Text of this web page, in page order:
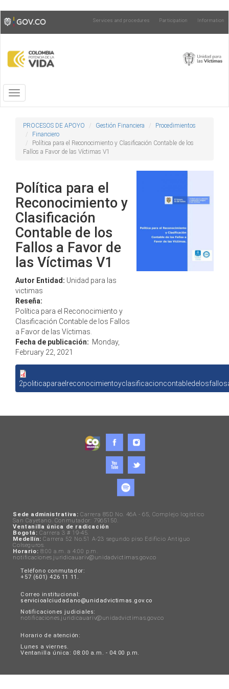
Skip
to
main
Toggle
high
contrast
Services and procedures Participation Information
Toggle
navigation
PROCESOS DE APOYO Gestión Financiera
Procedimientos
Financiero
Política para el Reconocimiento y Clasificación Contable de los
Fallos a Favor de las Víctimas V1
Política para el
Reconocimiento y
Clasificación
Contable de los
Fallos a Favor de
las Víctimas V1
Autor Entidad: Unidad para las
victimas
Reseña:
Política para el Reconocimiento y
Clasificación Contable de los Fallos
a Favor de las Víctimas.
Fecha de publicación: Monday,
February 22, 2021
Sede administrativa: Carrera 85D No. 46A - 65, Complejo logístico
San Cayetano. Conmutador: 7965150.
Ventanilla única de radicación
Bogotá: Carrera 3 # 19-45.
Medellín: Carrera 52 No.51 A-23 segundo piso Edificio Antiguo
Colseguros.
Horario: 8:00 a.m. a 4:00 p.m.
notificaciones.juridicauariv@unidadvictimas.gov.co
Teléfono conmutador:
+57 (601) 426 11 11.
Correo institucional:
servicioalciudadano@unidadvictimas.gov.co
Notificaciones judiciales:
notificaciones.juridicauariv@unidadvictimas.gov.co
Horario de atención:
Lunes a viernes.
Ventanilla única: 08:00 a.m. - 04:00 p.m.